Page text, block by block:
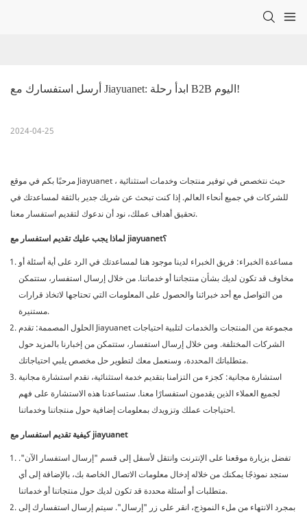
أرسل استفسارك مع Jiayuanet: ابدأ رحلة B2B اليوم!
2024-04-25
مرحبًا بكم في موقع Jiayuanet ، حيث نتخصص في توفير منتجات وخدمات استثنائية
للشركات في جميع أنحاء العالم. إذا كنت تبحث عن شريك جدير بالثقة لمساعدتك في
تحقيق أهداف عملك، نود أن ندعوك لتقديم استفسار معنا.
لماذا يجب عليك تقديم استفسار مع jiayuanet؟
مساعدة الخبراء: فريق الخبراء لدينا موجود هنا لمساعدتك في الرد على أية أسئلة أو
مخاوف قد تكون لديك بشأن منتجاتنا أو خدماتنا. من خلال إرسال استفسار، ستتمكن
من التواصل مع أحد خبرائنا والحصول على المعلومات التي تحتاجها لاتخاذ قرارات
مستنيرة.
الحلول المصممة: تقدم Jiayuanet مجموعة من المنتجات والخدمات لتلبية احتياجات
الشركات المختلفة. ومن خلال إرسال استفسار، ستتمكن من إخبارنا بالمزيد حول
متطلباتك المحددة، وسنعمل معك لتطوير حل مخصص يلبي احتياجاتك.
استشارة مجانية: كجزء من التزامنا بتقديم خدمة استثنائية، نقدم استشارة مجانية
لجميع العملاء الذين يقدمون استفسارًا معنا. ستساعدنا هذه الاستشارة على فهم
احتياجات عملك وتزويدك بمعلومات إضافية حول منتجاتنا وخدماتنا.
كيفية تقديم استفسار مع jiayuanet
تفضل بزيارة موقعنا على الإنترنت وانتقل لأسفل إلى قسم "إرسال استفسار الآن".
ستجد نموذجًا يمكنك من خلاله إدخال معلومات الاتصال الخاصة بك، بالإضافة إلى أي
متطلبات أو أسئلة محددة قد تكون لديك حول منتجاتنا أو خدماتنا.
بمجرد الانتهاء من ملء النموذج، انقر على زر "إرسال". سيتم إرسال استفسارك إلى